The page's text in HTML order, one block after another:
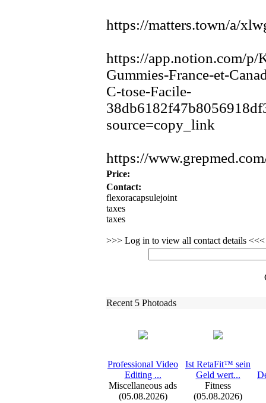
https://matters.town/a/x
https://app.notion.com/p/
Gummies-France-et-
C-tose-Facile-
source=copy_link
https://www.grepmed.
Price:
Contact:
flexoracapsulejoint
taxes
taxes
>>> Log in to view all contact details <<<
Recent 5 Photoads
Professional Video
Editing ...
Miscellaneous ads
(05.08.2026)
Ist RetaFit™ sein
Geld wert...
Fitness
(05.08.2026)